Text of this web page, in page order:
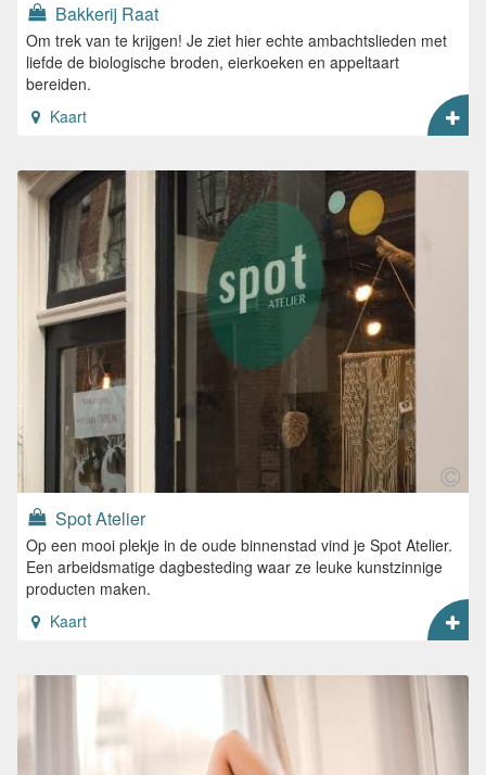
Bakkerij Raat
Om trek van te krijgen! Je ziet hier echte ambachtslieden met
liefde de biologische broden, eierkoeken en appeltaart
bereiden.
Kaart
Spot Atelier
Op een mooi plekje in de oude binnenstad vind je Spot Atelier.
Een arbeidsmatige dagbesteding waar ze leuke kunstzinnige
producten maken.
Kaart